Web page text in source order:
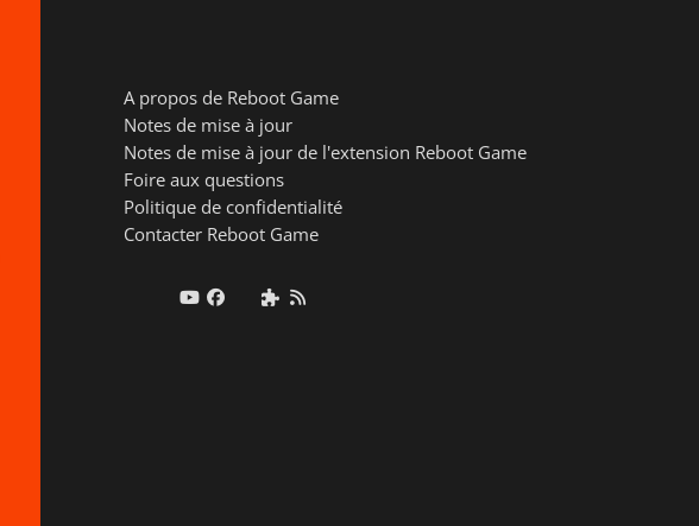
A propos de Reboot Game
Notes de mise à jour
Notes de mise à jour de l'extension Reboot Game
Foire aux questions
Politique de confidentialité
Contacter Reboot Game